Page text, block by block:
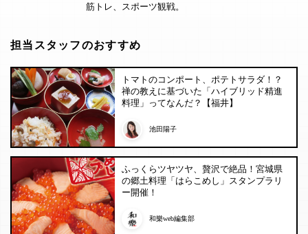
筋トレ、スポーツ観戦。
担当スタッフのおすすめ
トマトのコンポート、ポテトサラダ！？
禅の教えに基づいた「ハイブリッド精進
料理」ってなんだ？【福井】
池田陽子
ふっくらツヤツヤ、贅沢で絶品！宮城県
の郷土料理「はらこめし」スタンプラリ
ー開催！
和樂web編集部